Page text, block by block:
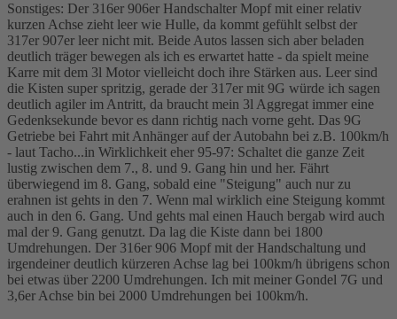
Sonstiges: Der 316er 906er Handschalter Mopf mit einer relativ
kurzen Achse zieht leer wie Hulle, da kommt gefühlt selbst der
317er 907er leer nicht mit. Beide Autos lassen sich aber beladen
deutlich träger bewegen als ich es erwartet hatte - da spielt meine
Karre mit dem 3l Motor vielleicht doch ihre Stärken aus. Leer sind
die Kisten super spritzig, gerade der 317er mit 9G würde ich sagen
deutlich agiler im Antritt, da braucht mein 3l Aggregat immer eine
Gedenksekunde bevor es dann richtig nach vorne geht. Das 9G
Getriebe bei Fahrt mit Anhänger auf der Autobahn bei z.B. 100km/h
- laut Tacho...in Wirklichkeit eher 95-97: Schaltet die ganze Zeit
lustig zwischen dem 7., 8. und 9. Gang hin und her. Fährt
überwiegend im 8. Gang, sobald eine "Steigung" auch nur zu
erahnen ist gehts in den 7. Wenn mal wirklich eine Steigung kommt
auch in den 6. Gang. Und gehts mal einen Hauch bergab wird auch
mal der 9. Gang genutzt. Da lag die Kiste dann bei 1800
Umdrehungen. Der 316er 906 Mopf mit der Handschaltung und
irgendeiner deutlich kürzeren Achse lag bei 100km/h übrigens schon
bei etwas über 2200 Umdrehungen. Ich mit meiner Gondel 7G und
3,6er Achse bin bei 2000 Umdrehungen bei 100km/h.